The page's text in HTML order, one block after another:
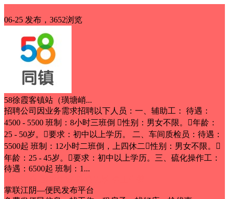
06-25 发布，3652浏览
58徐霞客镇站（璜塘峭...
招聘公司因业务需求招聘以下人员：一、辅助工： 待遇：
4500 - 5500 班制：8小时三班倒 性别：男女不限。年龄：
25 - 50岁。要求：初中以上学历。 二、车间质检员：待遇：
5500起 班制：12小时二班倒，上四休二性别：男女不限。
年龄：25 - 45岁。要求：初中以上学历。三、硫化操作工：
待遇：6500起 班制：1...
掌联江阴—便民发布平台